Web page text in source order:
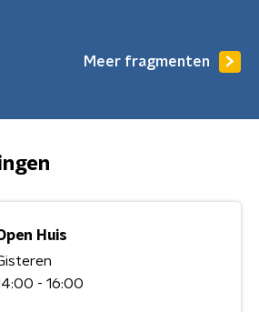
Meer fragmenten
Huis
- 16:00